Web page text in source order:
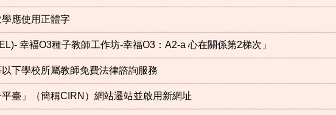
應使用正體字
幸褔O3種子教師工作坊-幸福O3：A2-a 心在關係第2梯次」
下學校所屬教師免費法律諮詢服務
臺」（簡稱CIRN）網站遷站並啟用新網址